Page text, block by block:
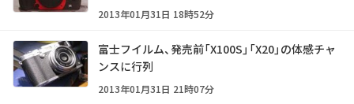
2013年01月31日 18時52分
富士フイルム、発売前「X100S」「X20」の体感チャ
ンスに行列
2013年01月31日 21時07分